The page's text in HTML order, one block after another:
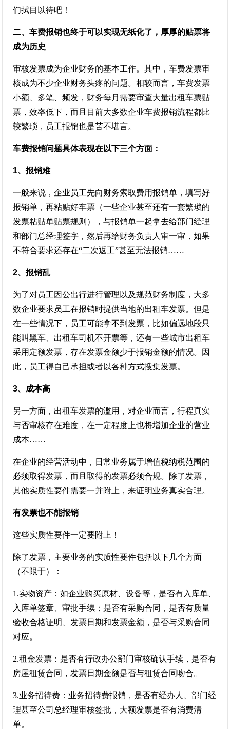
们拭目以待吧！
二、车费报销也终于可以实现无纸化了，厚厚的贴票将
成为历史
审核发票成为企业财务的基本工作。其中，车费发票审
核成为不少企业财务头疼的问题。相较而言，车费发票
小额、多笔、频发，财务每月需要审查大量出租车票贴
票，效率低下，而且目前大多数企业车费报销流程都比
较繁琐，员工报销也是苦不堪言。
车费报销问题具体表现在以下三个方面：
1、报销难
一般来说，企业员工先向财务索取费用报销单，填写好
报销单，再粘贴好车票（一些企业甚至还有一套繁琐的
发票粘贴单贴票规则），与报销单一起拿去给部门经理
和部门总经理签字，然后再给财务负责人审一审，如果
不符合要求还存在“二次返工”甚至无法报销……
2、报销乱
为了对员工因公出行进行管理以及规范财务制度，大多
数企业要求员工在报销时提供当地的出租车发票。但是
在一些情况下，员工可能拿不到发票，比如偏远地段只
能叫黑车、出租车司机不开票等，还有一些城市出租车
采用定额发票，存在发票金额少于报销金额的情况。因
此，员工得自己承担或者以各种方式搜集发票。
3、成本高
另一方面，出租车发票的滥用，对企业而言，行程真实
与否审核存在难度，在一定程度上也将增加企业的营业
成本……
在企业的经营活动中，日常业务属于增值税纳税范围的
必须取得发票，而且取得的发票必须合规。除了发票，
其他实质性要件需要一并附上，来证明业务真实合理。
有发票也不能报销
这些实质性要件一定要附上！
除了发票，主要业务的实质性要件包括以下几个方面
（不限于）：
1.实物资产：如企业购买原材、设备等，是否有入库单、
入库单签章、审批手续；是否有采购合同，是否有质量
验收合格证明、发票日期和发票金额，是否与采购合同
对应。
2.租金发票：是否有行政办公部门审核确认手续，是否有
房屋租赁合同，发票日期金额是否与租赁合同吻合。
3.业务招待费：业务招待费报销，是否有经办人、部门经
理甚至公司总经理审核签批，大额发票是否有消费清
单。